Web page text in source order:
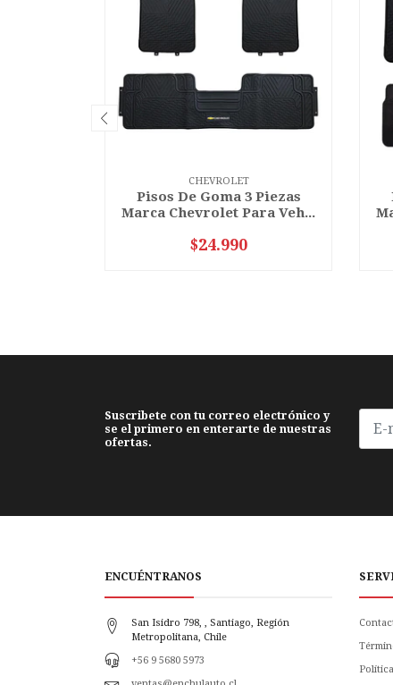
CHEVROLET
Pisos De Goma 3 Piezas
Marca Chevrolet Para Veh...
VER OPCIONES
$24.990
Suscribete con tu correo electrónico y
se el primero en enterarte de nuestras
ofertas.
ENCUÉNTRANOS
San Isidro 798, , Santiago, Región
Metropolitana, Chile
+56 9 5680 5973